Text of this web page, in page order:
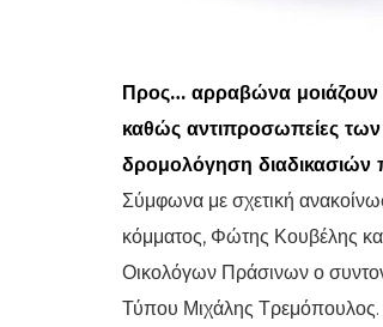
Προς… αρραβώνα μοιάζουν
καθώς αντιπροσωπείες
δρομολόγηση διαδικασιών
Σύμφωνα με σχετική
κόμματος, Φώτης Κουβέλης
Οικολόγων Πράσινων ο
Τύπου Μιχάλης Τρεμόπουλος.